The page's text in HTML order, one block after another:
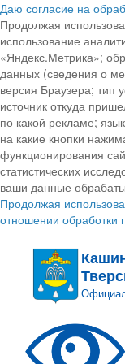
Даю согласие на
Продолжая
использование
«Яндекс.Метрика»;
данных (сведения о
версия Браузера; тип
источник откуда
по какой рекламе;
на какие кнопки
функционирования
статистических
ваши данные
Продолжая
отношении обработки